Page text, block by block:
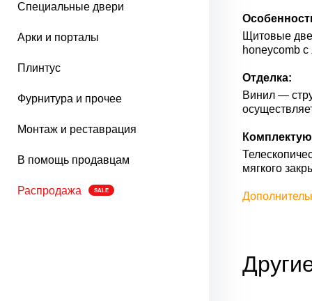
Специальные двери
Арки и порталы
Плинтус
Фурнитура и прочее
Монтаж и реставрация
В помощь продавцам
Распродажа SALE
Щитовые
honeycomb
Отделка:
Винил —
мягкого